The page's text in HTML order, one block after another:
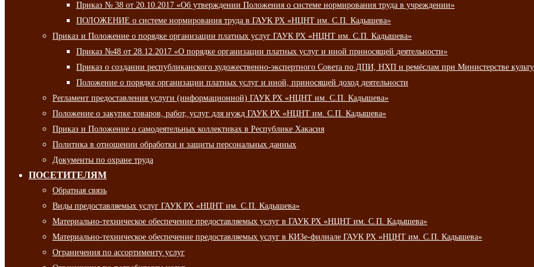
Приказ № 38 от 20.10.2017 «Об утверждении Положения о системе нормирования труда в учреждении»
ПОЛОЖЕНИЕ о системе нормирования труда в ГАУК РХ «НЦНТ им. С.П. Кадышева»
Приказ и Положение о порядке организации платных услуг ГАУК РХ «НЦНТ им. С.П. Кадышева»
Приказ №48 от 28.12.2017 «О порядке организации платных услуг и иной приносящей деятельности»
Приказ о создании республиканского художественно-экспертного Совета по ДПИ, НХП и ремёслам при Министерстве
Положение о порядке организации платных услуг и иной, приносящей доход деятельности
Регламент предоставления услуги (информационной) ГАУК РХ «НЦНТ им. С.П. Кадышева»
Положение о закупке товаров, работ, услуг для нужд ГАУК РХ «НЦНТ им. С.П. Кадышева»
Приказ и Положение о самодеятельных коллективах в Республике Хакасия
Политика в отношении обработки и защиты персональных данных
Документы по охране труда
ПОСЕТИТЕЛЯМ
Обратная связь
Виды предоставляемых услуг ГАУК РХ «НЦНТ им. С.П. Кадышева»
Материально-техническое обеспечение предоставляемых услуг в ГАУК РХ «НЦНТ им. С.П. Кадышева»
Материально-техническое обеспечение предоставляемых услуг в КИЗе-филиале ГАУК РХ «НЦНТ им. С.П. Кадышева»
Ограничения по ассортименту услуг